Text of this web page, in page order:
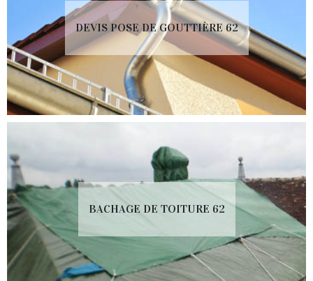
DEVIS POSE DE GOUTTIÈRE 62
BACHAGE DE TOITURE 62